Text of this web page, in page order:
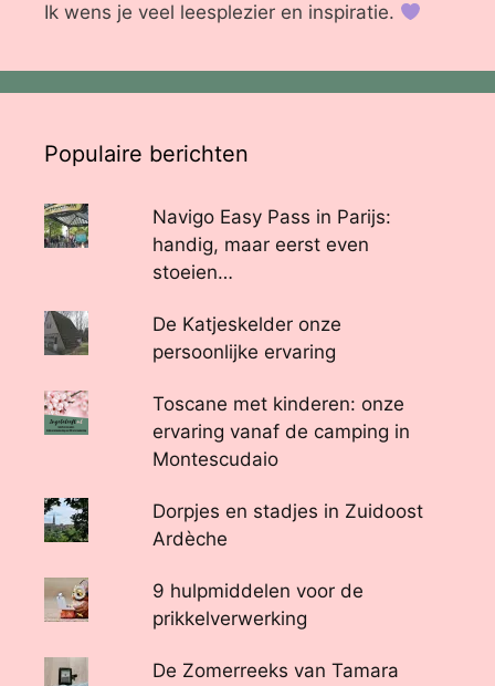
Ik wens je veel leesplezier en inspiratie.
Populaire berichten
Navigo Easy Pass in Parijs:
handig, maar eerst even
stoeien…
De Katjeskelder onze
persoonlijke ervaring
Toscane met kinderen: onze
ervaring vanaf de camping in
Montescudaio
Dorpjes en stadjes in Zuidoost
Ardèche
9 hulpmiddelen voor de
prikkelverwerking
De Zomerreeks van Tamara